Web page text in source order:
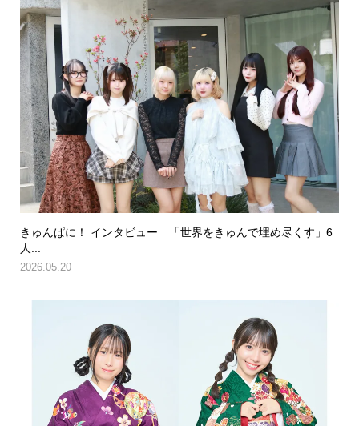
きゅんぱに！ インタビュー 「世界をきゅんで埋め尽くす」6
人...
2026.05.20